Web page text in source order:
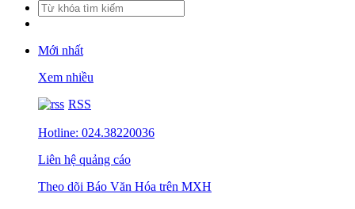
Mới nhất
Xem nhiều
RSS
Hotline: 024.38220036
Liên hệ quảng cáo
Theo dõi Báo Văn Hóa trên MXH